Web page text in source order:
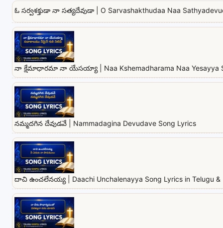
ఓ సర్వశక్తుడా నా సత్యదేవుడా | O Sarvashakthudaa Naa
నా క్షేమాధారమా నా యేసయ్యా | Naa Kshemadharama Naa Yesayya
నమ్మదగిన దేవుడవే | Nammadagina Devudave Song Lyrics
దాచి ఉంచలేనయ్య | Daachi Unchalenayya Song Lyrics in Telugu &